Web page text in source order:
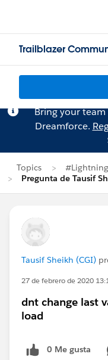
Trailblazer
Bring your
Dreamforce.
Topics
Pregunta de Tausif
Tausif Sheikh (CGI)
27 de febrero de 2020
dnt change last
load
0 Me gusta